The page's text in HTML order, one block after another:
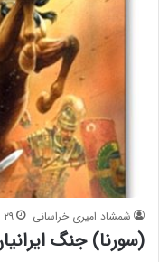
شمشاد امیری خراسانی ۲۹ اردیبهشت ۱۳۹۲
(سورنا) جنگ